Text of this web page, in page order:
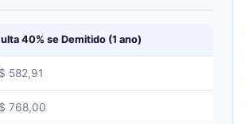
40% se Demitido (1 ano)
582,91
768,00